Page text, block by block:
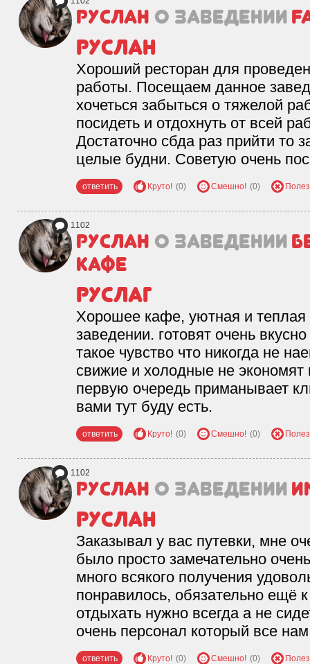
Руслан о заведении
Руслан
Хороший ресторан для
работы. Посещаем данное
хочеться забыться о тяжелой
посидеть и отдохнуть от всей
Достаточно сбда раз прийти то
целые будни. Советую очень
ответить Круто! (0) Смешно! (0)
1102
Руслан о заведении
кафе
Руслаг
Хорошее кафе, уютная и
заведении. готовят очень
такое чувство что никогда не
свижие и холодные не экономят
первую очередь приманывает
вами тут буду есть.
ответить Круто! (0) Смешно! (0)
1102
Руслан о заведении
Руслан
Заказывал у вас путевки, мне
было просто замечательно
много всякого получения
понравилось, обязательно ещё
отдыхать нужно всегда а не
очень персонал который все
ответить Круто! (0) Смешно! (0)